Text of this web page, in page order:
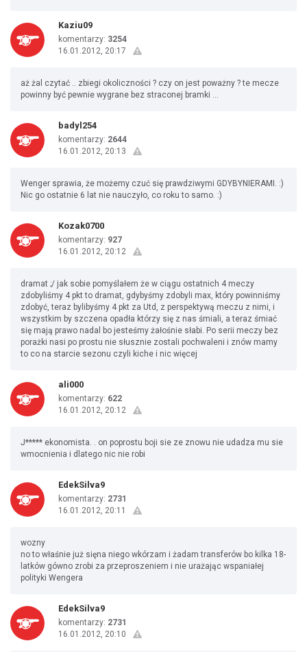
Kaziu09
komentarzy: 3254
16.01.2012, 20:17
aż żal czytać .. zbiegi okoliczności ? czy on jest poważny ? te mecze
powinny być pewnie wygrane bez straconej bramki ...
badyl254
komentarzy: 2644
16.01.2012, 20:13
Wenger sprawia, że możemy czuć się prawdziwymi GDYBYNIERAMI. :)
Nic go ostatnie 6 lat nie nauczyło, co roku to samo. :)
Kozak0700
komentarzy: 927
16.01.2012, 20:12
dramat ;/ jak sobie pomyślałem że w ciągu ostatnich 4 meczy
zdobyliśmy 4 pkt to dramat, gdybyśmy zdobyli max, który powinniśmy
zdobyć, teraz bylibyśmy 4 pkt za Utd, z perspektywą meczu z nimi, i
wszystkim by szczena opadła którzy się z nas śmiali, a teraz śmiać
się mają prawo nadal bo jesteśmy żałośnie słabi. Po serii meczy bez
porażki nasi po prostu nie słusznie zostali pochwaleni i znów mamy
to co na starcie sezonu czyli kiche i nic więcej
ali000
komentarzy: 622
16.01.2012, 20:12
J***** ekonomista. . on poprostu boji sie ze znowu nie udadza mu sie
wmocnienia i dlatego nic nie robi
EdekSilva9
komentarzy: 2731
16.01.2012, 20:11
wozny
no to właśnie już sięna niego wkórzam i żadam transferów bo kilka 18-
latków gówno zrobi za przeproszeniem i nie urażając wspaniałej
polityki Wengera
EdekSilva9
komentarzy: 2731
16.01.2012, 20:10